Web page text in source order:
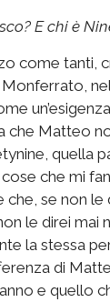
E chi è
come tanti,
che Matteo
quella
che mi
che, se non
le direi mai
la stessa
di
e quello